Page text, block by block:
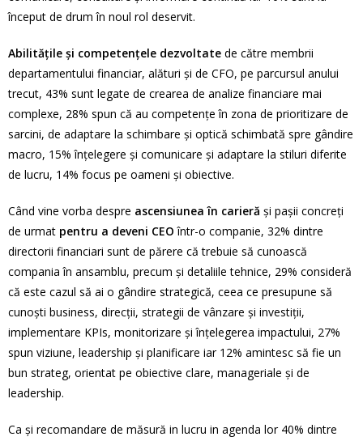
început de drum în noul rol deservit.
Abilităţile şi competenţele dezvoltate de către membrii
departamentului financiar, alături şi de CFO, pe parcursul anului
trecut, 43% sunt legate de crearea de analize financiare mai
complexe, 28% spun că au competenţe în zona de prioritizare de
sarcini, de adaptare la schimbare şi optică schimbată spre gândire
macro, 15% înţelegere şi comunicare şi adaptare la stiluri diferite
de lucru, 14% focus pe oameni şi obiective.
Când vine vorba despre ascensiunea în carieră şi paşii concreţi
de urmat pentru a deveni CEO într-o companie, 32% dintre
directorii financiari sunt de părere că trebuie să cunoască
compania în ansamblu, precum şi detaliile tehnice, 29% consideră
că este cazul să ai o gândire strategică, ceea ce presupune să
cunoşti business, direcţii, strategii de vânzare şi investiţii,
implementare KPIs, monitorizare şi înţelegerea impactului, 27%
spun viziune, leadership şi planificare iar 12% amintesc să fie un
bun strateg, orientat pe obiective clare, manageriale şi de
leadership.
Ca şi recomandare de măsură in lucru in agenda lor 40% dintre